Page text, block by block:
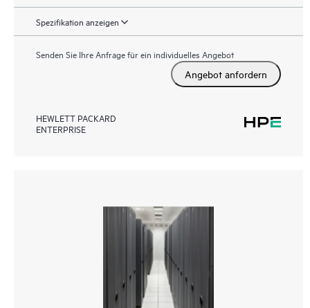
Spezifikation anzeigen
Senden Sie Ihre Anfrage für ein individuelles Angebot
Angebot anfordern
HEWLETT PACKARD
ENTERPRISE